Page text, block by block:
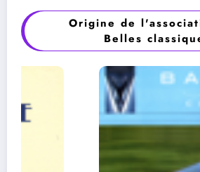
Origine de
Belles